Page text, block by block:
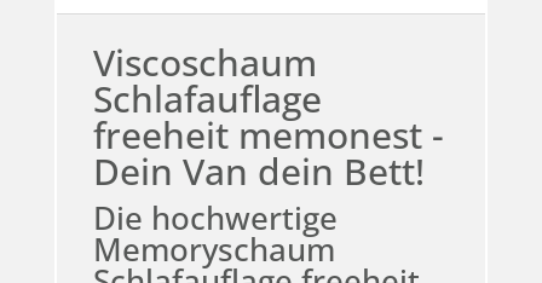
Viscoschaum
Schlafauflage
freeheit memonest -
Dein Van dein Bett!
Die hochwertige
Memoryschaum